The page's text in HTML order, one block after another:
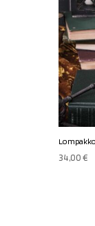
34,00€